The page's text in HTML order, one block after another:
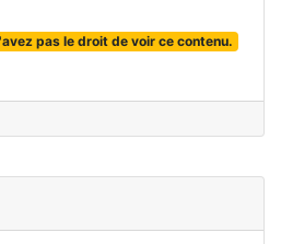
pas le droit de voir ce contenu.